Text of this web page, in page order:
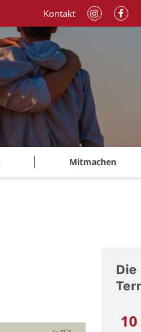
Mitmachen
Kontakt
10